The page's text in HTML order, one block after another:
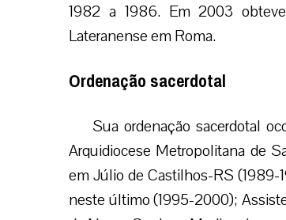
1982 a 1986. Em 2003
Lateranense em Roma.
Ordenação sacerdotal
Sua ordenação sacerdotal
Arquidiocese Metropolitana de
em Júlio de Castilhos-RS (1989-
neste último (1995-2000);